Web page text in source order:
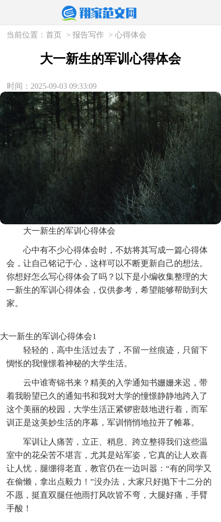
当前位置：首页 >报告写作 >心得体会
大一新生的军训心得体会
时间：2025-09-03 09:33:09
大一新生的军训心得体会
心中有不少心得体会时，不妨将其写成一篇心得体
会，让自己铭记于心，这样可以不断更新自己的想法。
你想好怎么写心得体会了吗？以下是小编收集整理的大
一新生的军训心得体会，仅供参考，希望能够帮助到大
家。
大一新生的军训心得体会1
轻轻的，高中生活过去了，不留一丝痕迹，只留下
惆怅的我憧憬着神秘的大学生活。
云中谁寄锦书来？精美的入学通知书姗姗来迟，带
着我盼望已久的通知书和我对大学的憧憬静静地跨入了
这个美丽的校园，大学生活正紧锣密鼓地进行着，而军
训正是这美妙生活的序幕，军训悄悄地拉开了帷幕。
军训让人痛苦，立正、稍息、跨立整得我们这些温
室中的花朵苦不堪言，尤其是站军姿，它真的让人欢喜
让人忧，腿绷得老直，教官仍在一边叫嚣：“有的同学又
在偷懒，拿出点毅力！”没办法，大家只好抛下十二分的
不愿，挺直双腿任他雨打风吹皆不弯，大腿好痛，手臂
手酸！